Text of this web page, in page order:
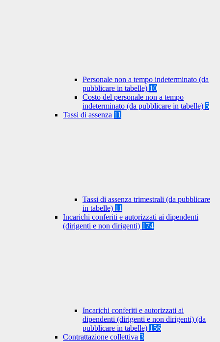
Personale non a tempo indeterminato (da
pubblicare in tabelle) 10
Costo del personale non a tempo
indeterminato (da pubblicare in tabelle) 5
Tassi di assenza 11
Tassi di assenza trimestrali (da pubblicare
in tabelle) 11
Incarichi conferiti e autorizzati ai dipendenti
(dirigenti e non dirigenti) 174
Incarichi conferiti e autorizzati ai
dipendenti (dirigenti e non dirigenti) (da
pubblicare in tabelle) 156
Contrattazione collettiva 3